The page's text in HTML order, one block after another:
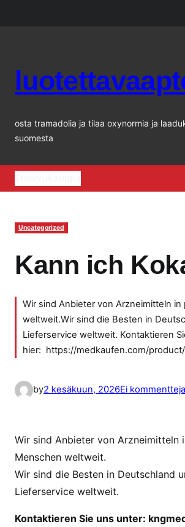
osta tramadolia ja tilaa oxynormia ja
suomesta
Uncategorized
Kann ich
Wir sind Anbieter von Arzneimitteln
weltweit.Wir sind die Besten in
Lieferservice weltweit. Kontaktieren
hier: https://medkaufen.com/
by2 kesäkuun, 2026Ei kommentteja
Wir sind Anbieter von Arzneimitteln
Menschen weltweit.
Wir sind die Besten in Deutschland
Lieferservice weltweit.
Kontaktieren Sie uns unter: